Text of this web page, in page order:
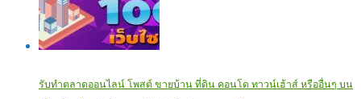
รับทำตลาดออนไลน์ โพสต์ ขายบ้าน ที่ดิน คอนโด ทาวน์เฮ้าส์ หรืออื่นๆ บน